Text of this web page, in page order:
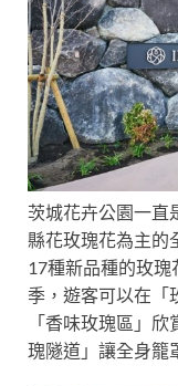
茨城花卉公園一直
縣花玫瑰花為主的
17種新品種的玫
季，遊客可以在「
「香味玫瑰區」
瑰隧道」讓全身籠